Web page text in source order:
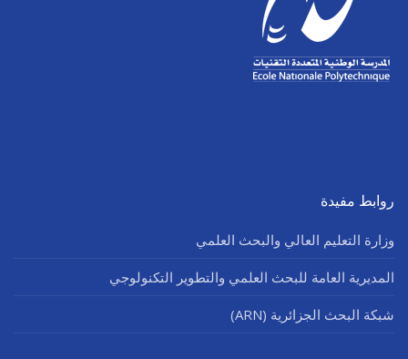
روابط مفيدة
وزارة التعليم العالي والبحث العلمي
المديرية العامة للبحث العلمي والتطوير التكنولوجي
شبكة البحث الجزائرية (ARN)